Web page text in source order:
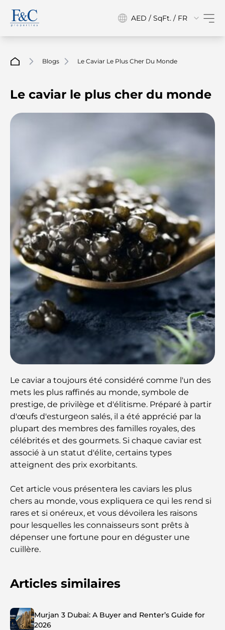
AED / SqFt. / FR
Blogs Le Caviar Le Plus Cher Du Monde
Le caviar le plus cher du monde
Le caviar a toujours été considéré comme l'un des
mets les plus raffinés au monde, symbole de
prestige, de privilège et d'élitisme. Préparé à partir
d'œufs d'esturgeon salés, il a été apprécié par la
plupart des membres des familles royales, des
célébrités et des gourmets. Si chaque caviar est
associé à un statut d'élite, certains types
atteignent des prix exorbitants.
Cet article vous présentera les caviars les plus
chers au monde, vous expliquera ce qui les rend si
rares et si onéreux, et vous dévoilera les raisons
pour lesquelles les connaisseurs sont prêts à
dépenser une fortune pour en déguster une
cuillère.
Articles similaires
Murjan 3 Dubai: A Buyer and Renter’s Guide for
2026